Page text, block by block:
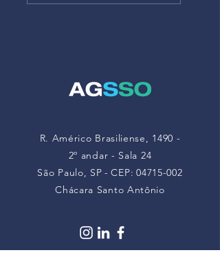
R. Américo Brasiliense, 1490 -
2º andar - Sala 24
São Paulo, SP -CEP: 04715-002
Chácara Santo Antônio